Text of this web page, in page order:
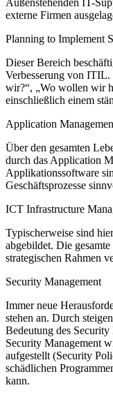
externe Firmen
Planning to Implement
Dieser Bereich
Verbesserung von ITIL.
wir?“, „Wo wollen wir
einschließlich einem
Application
Über den gesamten
durch das Application
Applikationssoftware
Geschäftsprozesse
ICT Infrastructure
Typischerweise sind
abgebildet. Die
strategischen Rahmen
Security Management
Immer neue
stehen an. Durch
Bedeutung des
Security Management
aufgestellt (Security
schädlichen
kann.